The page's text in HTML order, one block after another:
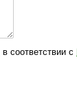
в соответствии с